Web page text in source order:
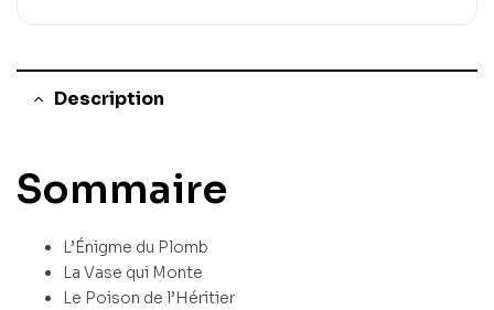
Description
Sommaire
L’Énigme du Plomb
La Vase qui Monte
Le Poison de l’Héritier